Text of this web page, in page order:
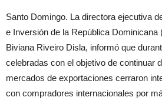
Santo Domingo. La directora ejecutiva
e Inversión de la República Dominicana
Biviana Riveiro Disla, informó que
celebradas con el objetivo de continuar
mercados de exportaciones cerraron
con compradores internacionales por